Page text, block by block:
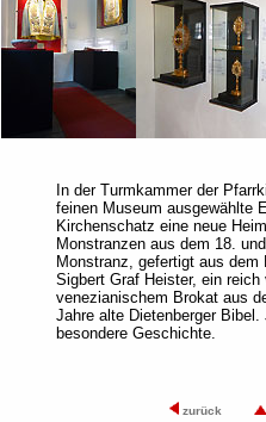
In der Turmkammer der
feinen Museum ausgewählte
Kirchenschatz eine neue
Monstranzen aus dem 18.
Monstranz, gefertigt aus
Sigbert Graf Heister, ein reich
venezianischem Brokat aus
Jahre alte Dietenberger
besondere Geschichte.
zurück